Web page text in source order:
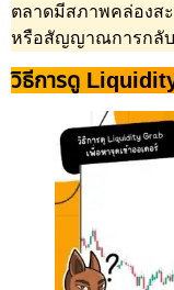
ตลาดมีสภาพคล่องส
หรือสัญญาณการกลับ
วิธีการดู